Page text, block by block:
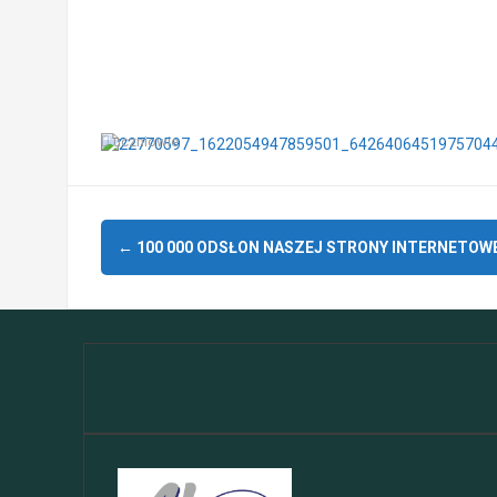
uczniowie
Zobacz
wpisy
← 100 000 ODSŁON NASZEJ STRONY